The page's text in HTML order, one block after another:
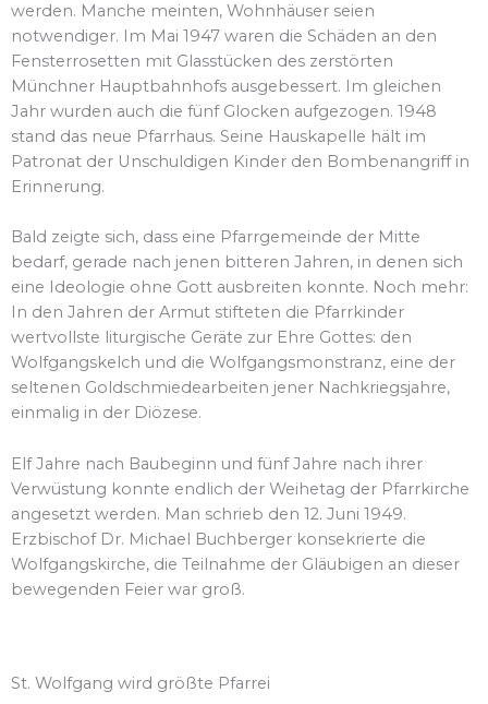
werden. Manche meinten, Wohnhäuser seien
notwendiger. Im Mai 1947 waren die Schäden an den
Fensterrosetten mit Glasstücken des zerstörten
Münchner Hauptbahnhofs ausgebessert. Im gleichen
Jahr wurden auch die fünf Glocken aufgezogen. 1948
stand das neue Pfarrhaus. Seine Hauskapelle hält im
Patronat der Unschuldigen Kinder den Bombenangriff in
Erinnerung.
Bald zeigte sich, dass eine Pfarrgemeinde der Mitte
bedarf, gerade nach jenen bitteren Jahren, in denen sich
eine Ideologie ohne Gott ausbreiten konnte. Noch mehr:
In den Jahren der Armut stifteten die Pfarrkinder
wertvollste liturgische Geräte zur Ehre Gottes: den
Wolfgangskelch und die Wolfgangsmonstranz, eine der
seltenen Goldschmiedearbeiten jener Nachkriegsjahre,
einmalig in der Diözese.
Elf Jahre nach Baubeginn und fünf Jahre nach ihrer
Verwüstung konnte endlich der Weihetag der Pfarrkirche
angesetzt werden. Man schrieb den 12. Juni 1949.
Erzbischof Dr. Michael Buchberger konsekrierte die
Wolfgangskirche, die Teilnahme der Gläubigen an dieser
bewegenden Feier war groß.
St. Wolfgang wird größte Pfarrei